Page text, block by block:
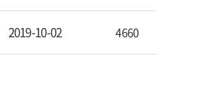
2019-10-02 4660